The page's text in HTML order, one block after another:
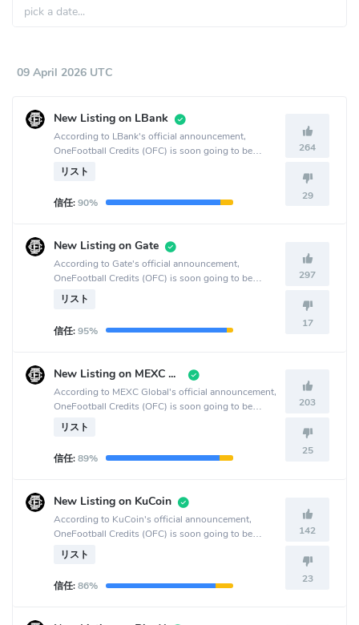
09 April 2026 UTC
New Listing on LBank
According to LBank's official announcement,
OneFootball Credits (OFC) is soon going to be
listed on the LBank crypto exchange.
リスト
信任:90%
264
29
New Listing on Gate
According to Gate's official announcement,
OneFootball Credits (OFC) is soon going to be
listed on the Gate crypto exchange.
リスト
信任:95%
297
17
New Listing on MEXC Global
According to MEXC Global's official announcement,
OneFootball Credits (OFC) is soon going to be
listed on the MEXC Global crypto exchange.
リスト
信任:89%
203
25
New Listing on KuCoin
According to KuCoin's official announcement,
OneFootball Credits (OFC) is soon going to be
listed on the KuCoin crypto exchange.
リスト
信任:86%
142
23